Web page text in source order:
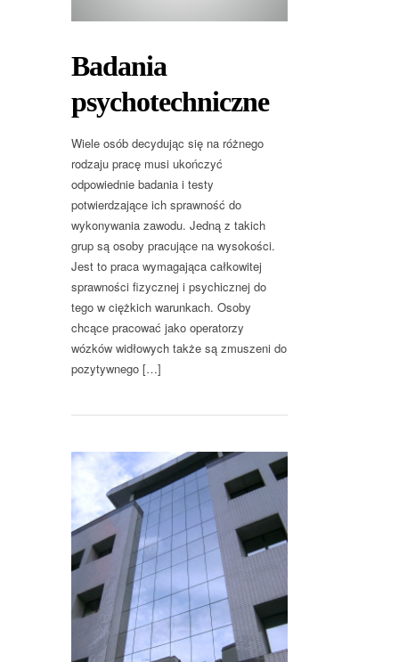
Badania
psychotechniczne
Wiele osób decydując się na różnego
rodzaju pracę musi ukończyć
odpowiednie badania i testy
potwierdzające ich sprawność do
wykonywania zawodu. Jedną z takich
grup są osoby pracujące na wysokości.
Jest to praca wymagająca całkowitej
sprawności fizycznej i psychicznej do
tego w ciężkich warunkach. Osoby
chcące pracować jako operatorzy
wózków widłowych także są zmuszeni do
pozytywnego […]